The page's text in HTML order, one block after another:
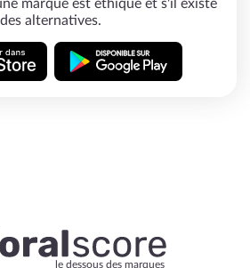
marque est éthique et s'il existe
des alternatives.
le dessous des marques